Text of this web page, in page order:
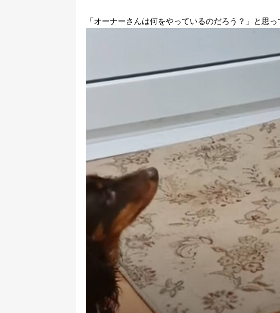
「オーナーさんは何をやっているのだろう？」と思っ